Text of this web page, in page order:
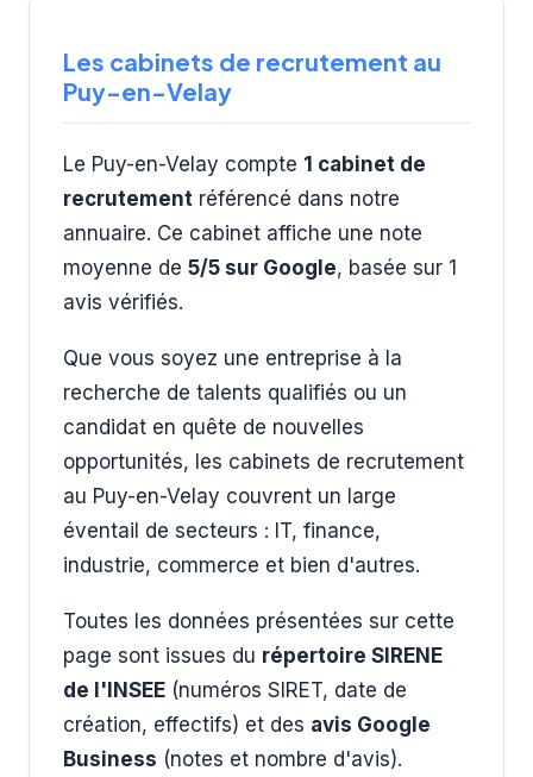
Les cabinets de recrutement au
Puy-en-Velay
Le Puy-en-Velay compte 1 cabinet de
recrutement référencé dans notre
annuaire. Ce cabinet affiche une note
moyenne de 5/5 sur Google, basée sur 1
avis vérifiés.
Que vous soyez une entreprise à la
recherche de talents qualifiés ou un
candidat en quête de nouvelles
opportunités, les cabinets de recrutement
au Puy-en-Velay couvrent un large
éventail de secteurs : IT, finance,
industrie, commerce et bien d'autres.
Toutes les données présentées sur cette
page sont issues du répertoire SIRENE
de l'INSEE (numéros SIRET, date de
création, effectifs) et des avis Google
Business (notes et nombre d'avis).